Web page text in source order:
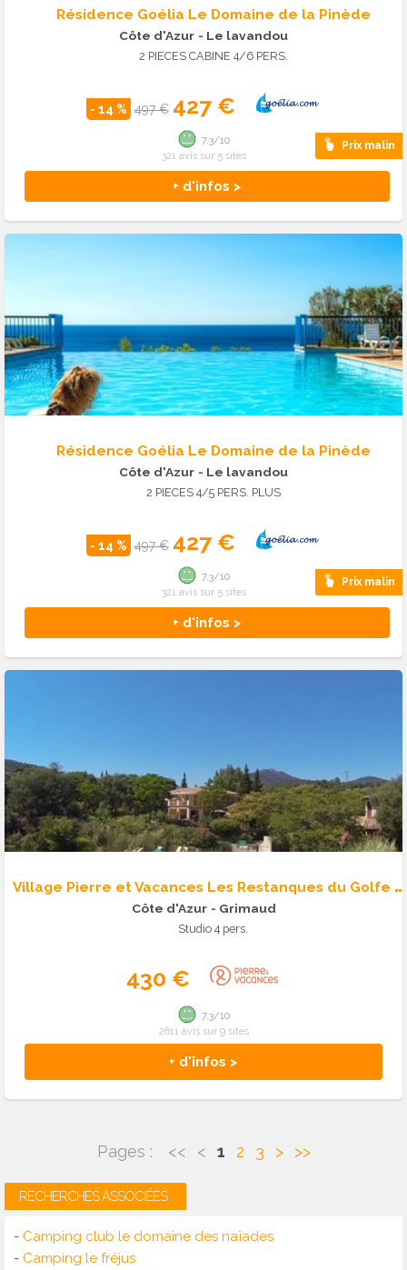
Résidence Goélia Le Domaine de la Pinède
Côte d'Azur - Le lavandou
2 PIECES CABINE 4/6 PERS.
- 14 % 497 € 427 €
Prix malin
+ d'infos >
7.3/10
321 avis sur 5 sites
Résidence Goélia Le Domaine de la Pinède
Côte d'Azur - Le lavandou
2 PIECES 4/5 PERS. PLUS
- 14 % 497 € 427 €
Prix malin
+ d'infos >
7.3/10
321 avis sur 5 sites
V
illage Pierre et Vacances Les Restanques du Golfe de St Tropez
Côte d'Azur - Grimaud
Studio 4 pers.
430 €
+ d'infos >
7.3/10
2611 avis sur 9 sites
Pages : << < 1 2 3 > >>
RECHERCHES ASSOCIÉES :
- Camping club le domaine des naïades
- Camping le fréjus